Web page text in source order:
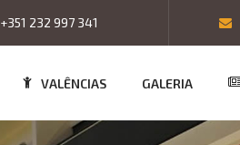
+351 232 997 341
VALÊNCIAS GALERIA